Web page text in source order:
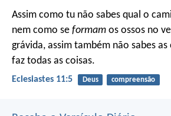
Assim como tu não sabes qual o
nem como se formam os ossos no
grávida, assim também não sabes as
faz todas as coisas.
Eclesiastes 11:5 Deus compreensão